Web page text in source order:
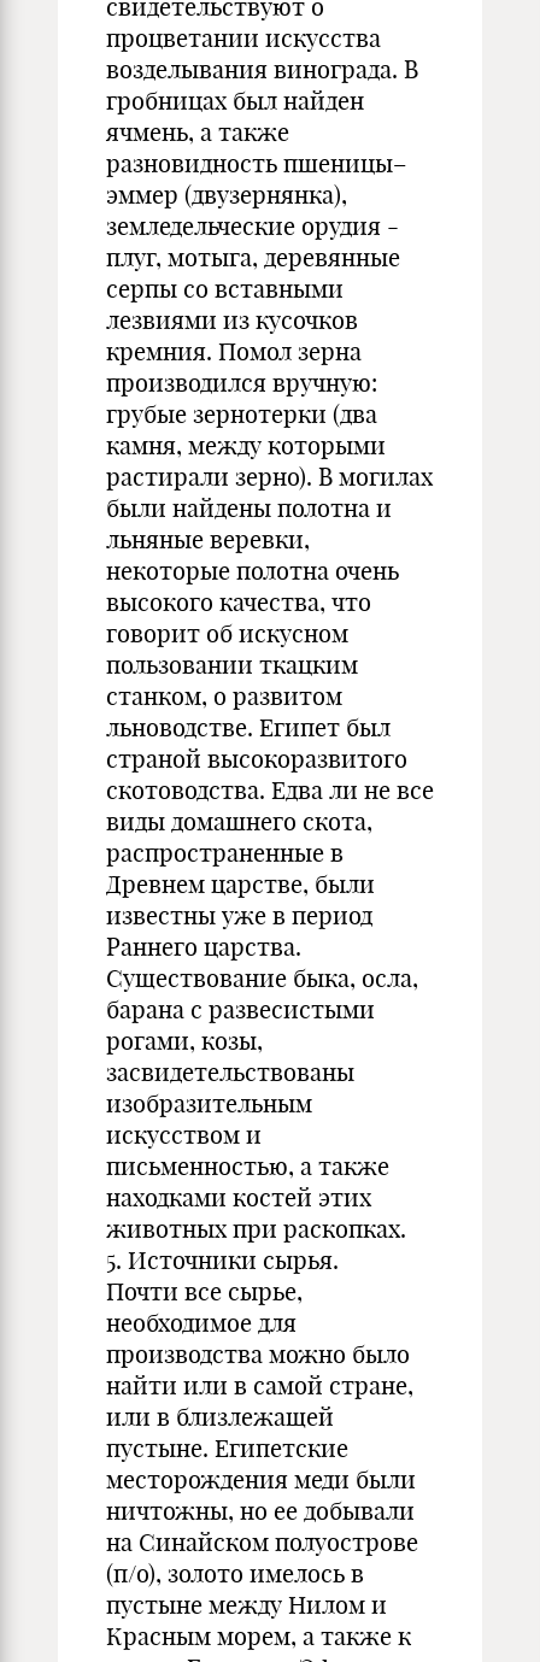
свидетельствуют о
процветании искусства
возделывания винограда. В
гробницах был найден
ячмень, а также
разновидность пшеницы–
эммер (двузернянка),
земледельческие орудия -
плуг, мотыга, деревянные
серпы со вставными
лезвиями из кусочков
кремния. Помол зерна
производился вручную:
грубые зернотерки (два
камня, между которыми
растирали зерно). В могилах
были найдены полотна и
льняные веревки,
некоторые полотна очень
высокого качества, что
говорит об искусном
пользовании ткацким
станком, о развитом
льноводстве. Египет был
страной высокоразвитого
скотоводства. Едва ли не все
виды домашнего скота,
распространенные в
Древнем царстве, были
известны уже в период
Раннего царства.
Существование быка, осла,
барана с развесистыми
рогами, козы,
засвидетельствованы
изобразительным
искусством и
письменностью, а также
находками костей этих
животных при раскопках.
5. Источники сырья.
Почти все сырье,
необходимое для
производства можно было
найти или в самой стране,
или в близлежащей
пустыне. Египетские
месторождения меди были
ничтожны, но ее добывали
на Синайском полуострове
(п/о), золото имелось в
пустыне между Нилом и
Красным морем, а также к